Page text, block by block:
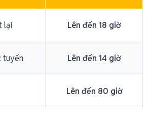
lại Lên đến 18 giờ
tuyến Lên đến 14 giờ
Lên đến 80 giờ